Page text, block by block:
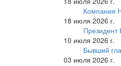
Компания
18 июля 2026 г.
10 июля 2026 г.
Бывший
03 июля 2026 г.